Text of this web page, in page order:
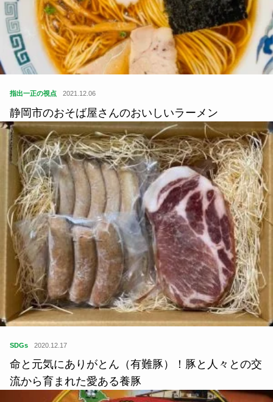
指出一正の視点 2021.12.06
静岡市のおそば屋さんのおいしいラーメン
SDGs 2020.12.17
命と元気にありがとん（有難豚）！豚と人々との交
流から育まれた愛ある養豚